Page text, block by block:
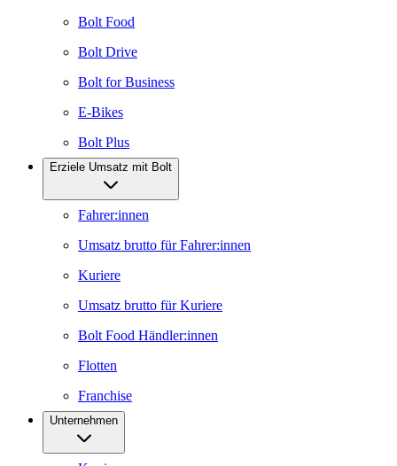
Bolt Food
Bolt Drive
Bolt for Business
E-Bikes
Bolt Plus
Erziele Umsatz mit Bolt
Fahrer:innen
Umsatz brutto für Fahrer:innen
Kuriere
Umsatz brutto für Kuriere
Bolt Food Händler:innen
Flotten
Franchise
Unternehmen